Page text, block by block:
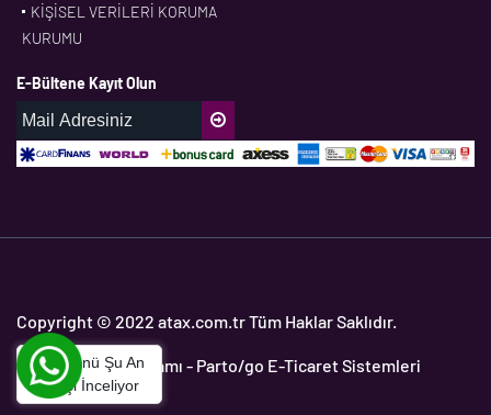
Bu Ürünü Şu An
1Kişi İnceliyor
DPH
ECOPARTS
KİŞİSEL VERİLERİ KORUMA
KURUMU
E-Bültene Kayıt Olun
Copyright © 2022 atax.com.tr Tüm Haklar Saklıdır.
Yedek Parça Programı - Parto/go E-Ticaret Sistemleri